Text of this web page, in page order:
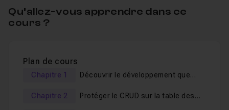
notre base de données restent confidentielles et
protégées.
Je mets à votre disposition, l'intégralité des codes
développés dans ce tutoriel.
développement
Phpde haut niveau qui demande des
Qu’allez-vous apprendre dans ce
cours ?
Plan de cours
Chapitre 1
Découvrir le développement que
Chapitre 2
Protéger le CRUD sur la table des